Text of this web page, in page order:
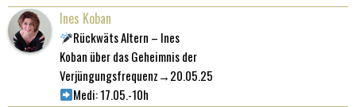
Ines Koban
Rückwäts Altern – Ines
Koban über das Geheimnis der
Verjüngungsfrequenz→20.05.25
Medi: 17.05.-10h